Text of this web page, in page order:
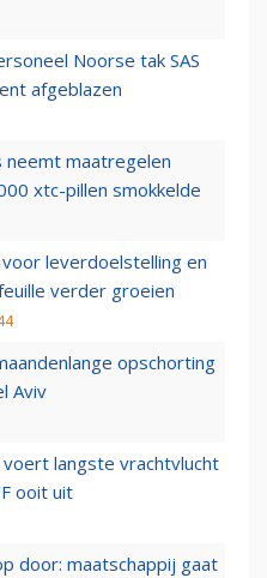
Noorse tak SAS
afgeblazen
neemt maatregelen
xtc-pillen smokkelde
leverdoelstelling en
verder groeien
opschorting
Aviv
voert langste vrachtvlucht
ooit uit
door: maatschappij gaat